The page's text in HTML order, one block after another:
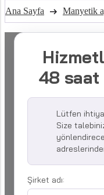
Ana Sayfa Manyetik
48 saat
Lütfen
Size
Şirket adı: